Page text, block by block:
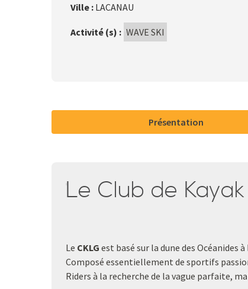
Ville : LACANAU
Activité (s) : WAVE SKI
Présentation
Le Club de
Le CKLG est basé sur la dune des Océanides
Composé essentiellement de sportifs
Riders à la recherche de la vague parfaite,